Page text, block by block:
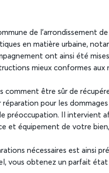
de l’arrondissement
en matière urbaine,
ont ainsi été
mieux conformes aux
comment être sûr de
pour les dommages
préoccupation. Il intervient
et équipement de votre
nécessaires est ainsi
vous obtenez un parfait état